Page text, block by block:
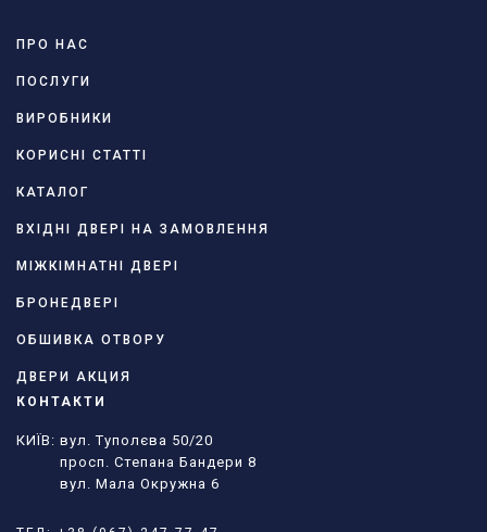
ПРО НАС
ПОСЛУГИ
ВИРОБНИКИ
КОРИСНІ СТАТТІ
КАТАЛОГ
ВХІДНІ ДВЕРІ НА ЗАМОВЛЕННЯ
МІЖКІМНАТНІ ДВЕРІ
БРОНЕДВЕРІ
ОБШИВКА ОТВОРУ
ДВЕРИ АКЦИЯ
КОНТАКТИ
КИЇВ: вул. Туполєва 50/20
просп. Степана Бандери 8
вул. Мала Окружна 6